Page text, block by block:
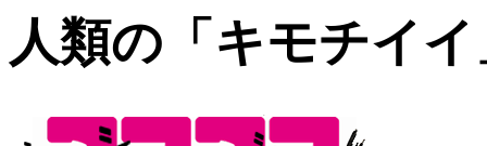
人類の「キモチイ